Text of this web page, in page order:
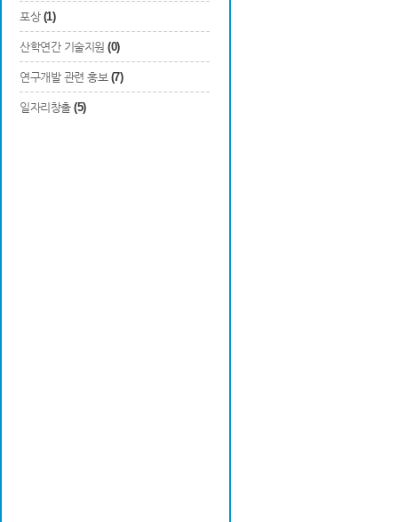
포상 (1)
산학연간 기술지원 (0)
연구개발 관련 홍보 (7)
일자리창출 (5)